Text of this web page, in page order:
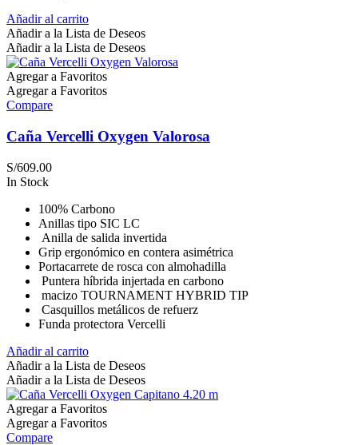
Añadir al carrito
Añadir a la Lista de Deseos
Añadir a la Lista de Deseos
Agregar a Favoritos
Agregar a Favoritos
Compare
Caña Vercelli Oxygen Valorosa
S/609.00
In Stock
100% Carbono
Anillas tipo SIC LC
Anilla de salida invertida
Grip ergonómico en contera asimétrica
Portacarrete de rosca con almohadilla
Puntera híbrida injertada en carbono
macizo TOURNAMENT HYBRID TIP
Casquillos metálicos de refuerz
Funda protectora Vercelli
Añadir al carrito
Añadir a la Lista de Deseos
Añadir a la Lista de Deseos
Agregar a Favoritos
Agregar a Favoritos
Compare